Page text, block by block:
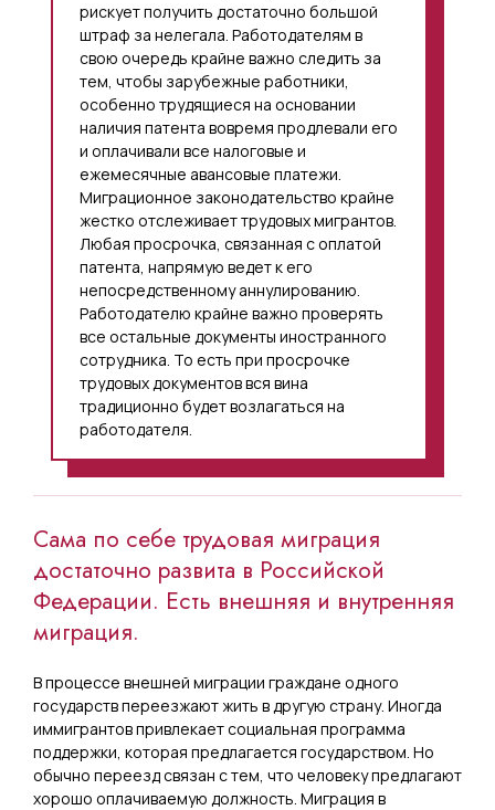
рискует получить достаточно большой
штраф за нелегала. Работодателям в
свою очередь крайне важно следить за
тем, чтобы зарубежные работники,
особенно трудящиеся на основании
наличия патента вовремя продлевали его
и оплачивали все налоговые и
ежемесячные авансовые платежи.
Миграционное законодательство крайне
жестко отслеживает трудовых мигрантов.
Любая просрочка, связанная с оплатой
патента, напрямую ведет к его
непосредственному аннулированию.
Работодателю крайне важно проверять
все остальные документы иностранного
сотрудника. То есть при просрочке
трудовых документов вся вина
традиционно будет возлагаться на
работодателя.
Сама по себе трудовая миграция
достаточно развита в Российской
Федерации. Есть внешняя и внутренняя
миграция.
В процессе внешней миграции граждане одного
государств переезжают жить в другую страну. Иногда
иммигрантов привлекает социальная программа
поддержки, которая предлагается государством. Но
обычно переезд связан с тем, что человеку предлагают
хорошо оплачиваемую должность. Миграция в